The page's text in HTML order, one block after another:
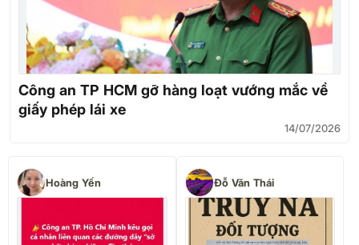
Công an TP HCM gỡ hàng loạt vướng mắc về
giấy phép lái xe
14/07/2026
Hoàng Yến Đỗ Văn Thái